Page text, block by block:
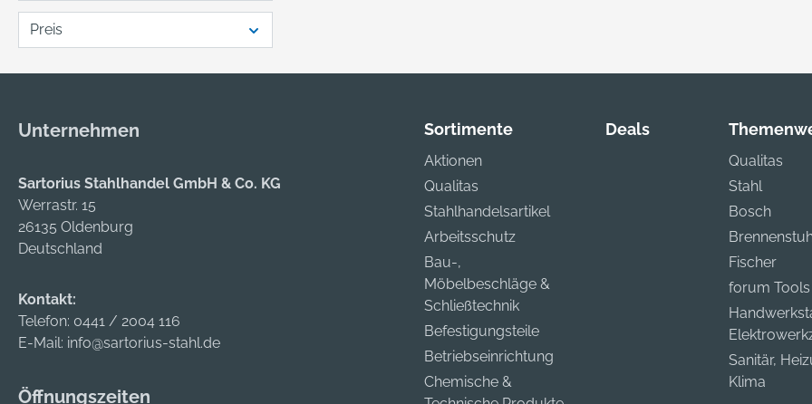
Preis
Unternehmen
Sartorius Stahlhandel GmbH & Co. KG
Werrastr. 15
26135 Oldenburg
Deutschland
Kontakt:
Telefon: 0441 / 2004 116
E-Mail: info@sartorius-stahl.de
Öffnungszeiten
Sortimente
Aktionen
Qualitas
Stahlhandelsartikel
Arbeitsschutz
Bau-,
Möbelbeschläge &
Schließtechnik
Befestigungsteile
Betriebseinrichtung
Chemische &
Deals
Qualitas
Stahl
Bosch
Fischer
forum Tools
Sanitär,
Klima